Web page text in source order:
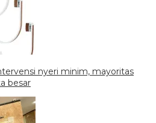
nyeri minim, mayoritas
besar